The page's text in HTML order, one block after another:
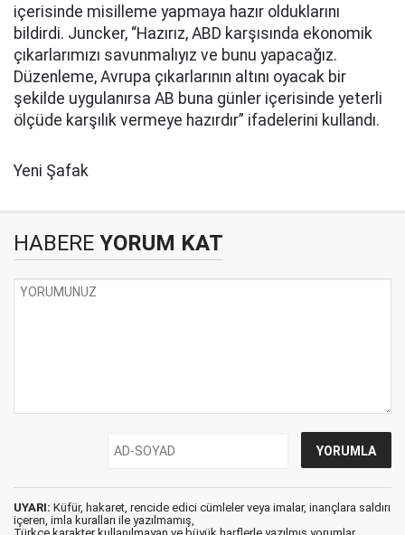
içerisinde misilleme yapmaya hazır olduklarını
bildirdi. Juncker, “Hazırız, ABD karşısında ekonomik
çıkarlarımızı savunmalıyız ve bunu yapacağız.
Düzenleme, Avrupa çıkarlarının altını oyacak bir
şekilde uygulanırsa AB buna günler içerisinde yeterli
ölçüde karşılık vermeye hazırdır” ifadelerini kullandı.
Yeni Şafak
HABERE YORUM KAT
UYARI: Küfür, hakaret, rencide edici cümleler veya imalar, inançlara saldırı
içeren, imla kuralları ile yazılmamış,